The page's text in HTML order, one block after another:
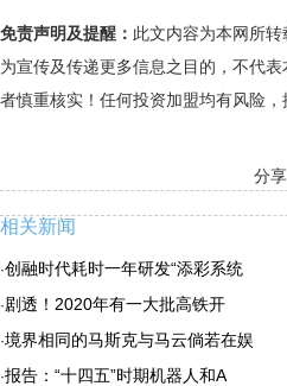
免责声明及提醒： 此文内容为本网所
为宣传及传递更多信息之目的，不代
者慎重核实！任何投资加盟均有风险，
分享
相关新闻
·创融时代耗时一年研发“添彩系统
·剧透！2020年有一大批高铁开
·境界相同的马斯克与马云倘若在娱
·报告：“十四五”时期机器人和A